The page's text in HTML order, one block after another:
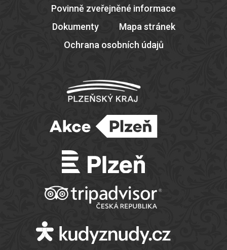
Povinně zveřejněné informace
Dokumenty
Mapa stránek
Ochrana osobních údajů